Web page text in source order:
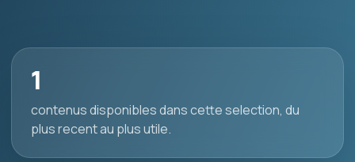
1
contenus disponibles dans cette selection, du
plus recent au plus utile.